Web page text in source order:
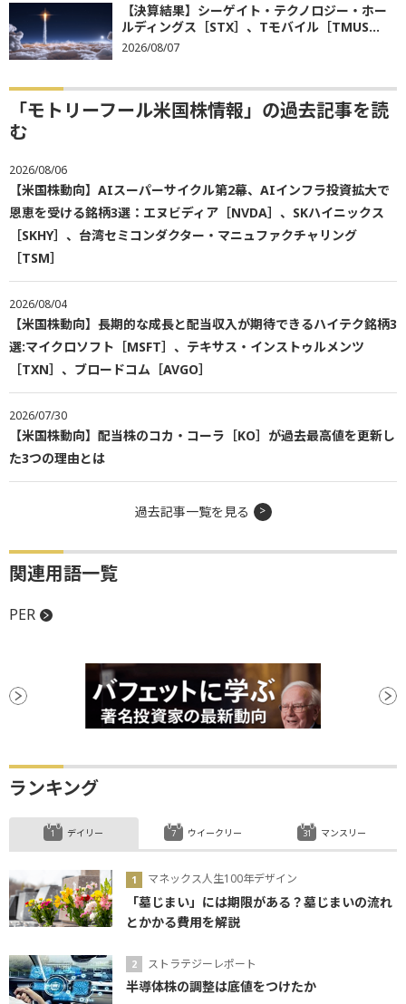
【決算結果】シーゲイト・テクノロジー・ホー
ルディングス［STX］、Tモバイル［TMUS...
2026/08/07
「モトリーフール米国株情報」の過去記事を読
む
2026/08/06
【米国株動向】AIスーパーサイクル第2幕、AIインフラ投資拡大で
恩恵を受ける銘柄3選：エヌビディア［NVDA］、SKハイニックス
［SKHY］、台湾セミコンダクター・マニュファクチャリング
［TSM］
2026/08/04
【米国株動向】長期的な成長と配当収入が期待できるハイテク銘柄3
選:マイクロソフト［MSFT］、テキサス・インストゥルメンツ
［TXN］、ブロードコム［AVGO］
2026/07/30
【米国株動向】配当株のコカ・コーラ［KO］が過去最高値を更新し
た3つの理由とは
過去記事一覧を見る
関連用語一覧
PER
ランキング
デイリー
マネックス人生100年デザイン
「墓じまい」には期限がある？墓じまいの流れ
とかかる費用を解説
ストラテジーレポート
半導体株の調整は底値をつけたか
ウイークリー マンスリー